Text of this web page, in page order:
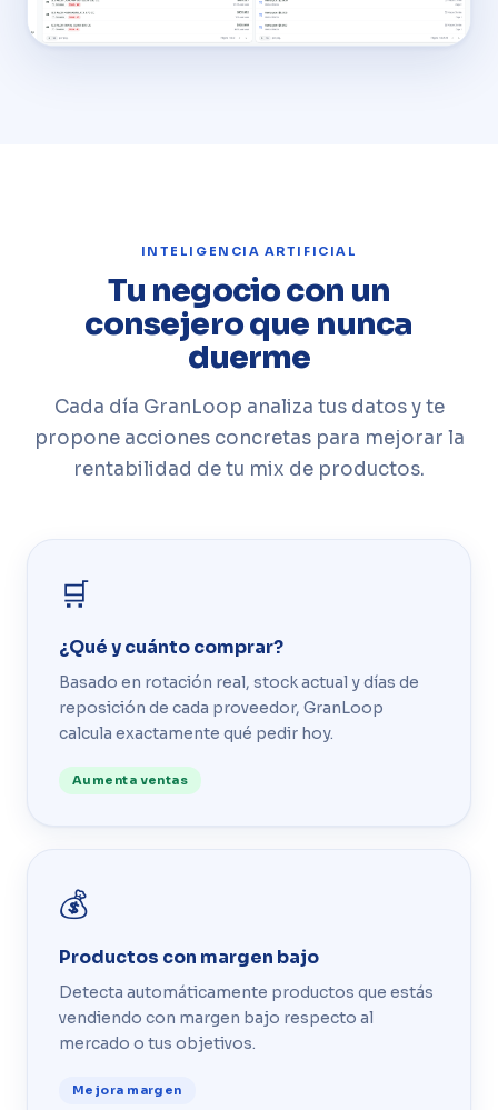
INTELIGENCIA ARTIFICIAL
Tu negocio con un
consejero que nunca
duerme
Cada día GranLoop analiza tus datos y te
propone acciones concretas para mejorar la
rentabilidad de tu mix de productos.
🛒
¿Qué y cuánto comprar?
Basado en rotación real, stock actual y días de
reposición de cada proveedor, GranLoop
calcula exactamente qué pedir hoy.
Aumenta ventas
💰
Productos con margen bajo
Detecta automáticamente productos que estás
vendiendo con margen bajo respecto al
mercado o tus objetivos.
Mejora margen